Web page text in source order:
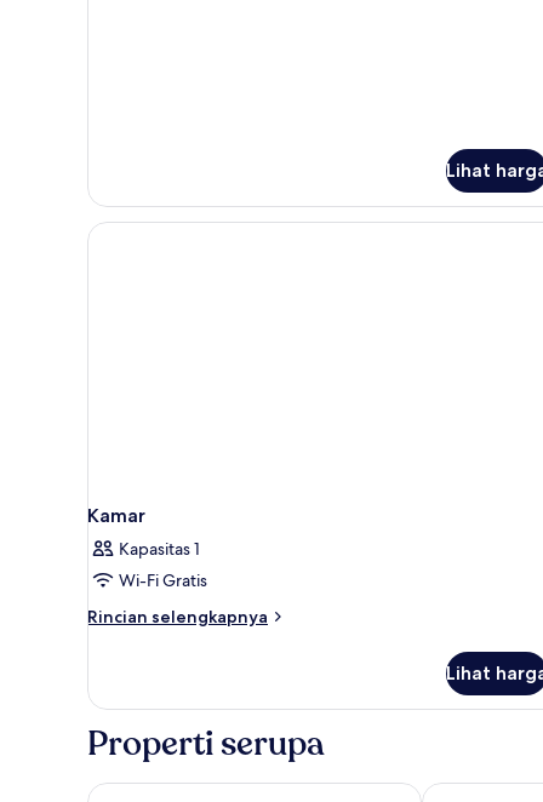
Lihat
Kamar
Kapasitas 1
Wi-Fi Gratis
Rincian selengkapnya
Rincian
Kamar
Lihat
Properti serupa
Hôtel Baudelaire Opéra Hotel Saint